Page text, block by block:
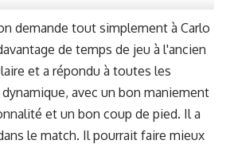
demande tout simplement à Carlo
de temps de jeu à l'ancien
et a répondu à toutes les
avec un bon maniement
et un bon coup de pied. Il a
le match. Il pourrait faire mieux